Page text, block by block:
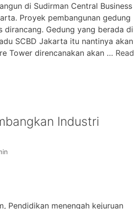
di Sudirman Central Business
Proyek pembangunan gedung
dirancang. Gedung yang berada di
SCBD Jakarta itu nantinya akan
Tower direncanakan akan … Read
Industri
Pendidikan menengah kejuruan